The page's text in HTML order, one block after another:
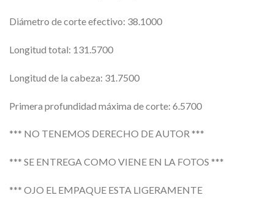
Diámetro de corte efectivo: 38.1000
Longitud total: 131.5700
Longitud de la cabeza: 31.7500
Primera profundidad máxima de corte: 6.5700
*** NO TENEMOS DERECHO DE AUTOR ***
*** SE ENTREGA COMO VIENE EN LA FOTOS ***
*** OJO EL EMPAQUE ESTA LIGERAMENTE